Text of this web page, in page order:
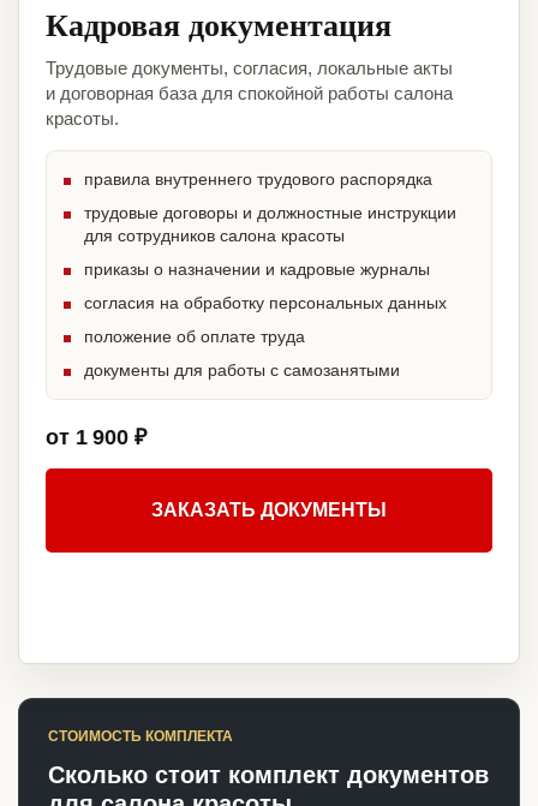
Кадровая документация
Трудовые документы, согласия, локальные акты
и договорная база для спокойной работы салона
красоты.
правила внутреннего трудового распорядка
трудовые договоры и должностные инструкции
для сотрудников салона красоты
приказы о назначении и кадровые журналы
согласия на обработку персональных данных
положение об оплате труда
документы для работы с самозанятыми
от 1 900 ₽
ЗАКАЗАТЬ ДОКУМЕНТЫ
СТОИМОСТЬ КОМПЛЕКТА
Сколько стоит комплект документов